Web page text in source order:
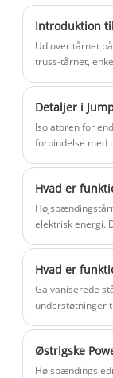
Ud over tårnet
truss-tårnet,
(vindlast og
tårnet, og den
rolle
Isolatoren for
forbindelse med
elektrisk energi.
Hvad er
Galvaniserede
understøtninger